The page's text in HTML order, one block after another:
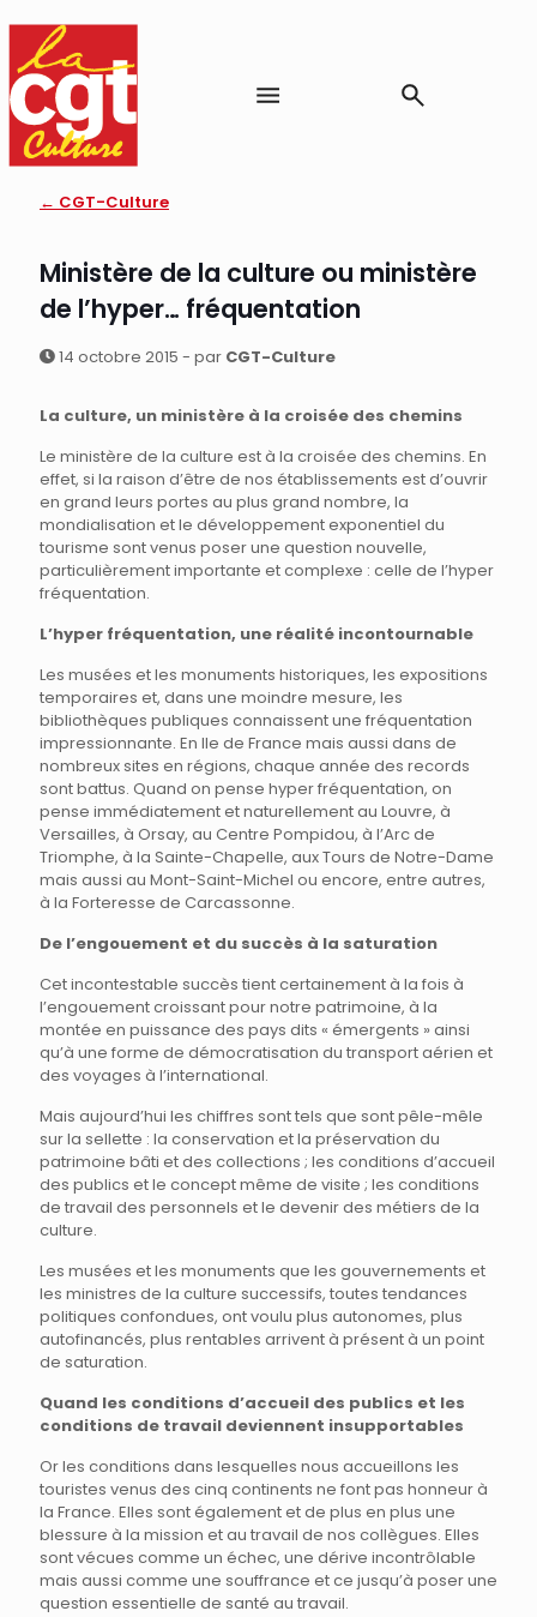
← CGT-Culture
Ministère de la culture ou ministère
de l’hyper… fréquentation
14 octobre 2015 - par CGT-Culture
La culture, un ministère à la croisée des chemins
Le ministère de la culture est à la croisée des chemins. En
effet, si la raison d’être de nos établissements est d’ouvrir
en grand leurs portes au plus grand nombre, la
mondialisation et le développement exponentiel du
tourisme sont venus poser une question nouvelle,
particulièrement importante et complexe : celle de l’hyper
fréquentation.
L’hyper fréquentation, une réalité incontournable
Les musées et les monuments historiques, les expositions
temporaires et, dans une moindre mesure, les
bibliothèques publiques connaissent une fréquentation
impressionnante. En Ile de France mais aussi dans de
nombreux sites en régions, chaque année des records
sont battus. Quand on pense hyper fréquentation, on
pense immédiatement et naturellement au Louvre, à
Versailles, à Orsay, au Centre Pompidou, à l’Arc de
Triomphe, à la Sainte-Chapelle, aux Tours de Notre-Dame
mais aussi au Mont-Saint-Michel ou encore, entre autres,
à la Forteresse de Carcassonne.
De l’engouement et du succès à la saturation
Cet incontestable succès tient certainement à la fois à
l’engouement croissant pour notre patrimoine, à la
montée en puissance des pays dits « émergents » ainsi
qu’à une forme de démocratisation du transport aérien et
des voyages à l’international.
Mais aujourd’hui les chiffres sont tels que sont pêle-mêle
sur la sellette : la conservation et la préservation du
patrimoine bâti et des collections ; les conditions d’accueil
des publics et le concept même de visite ; les conditions
de travail des personnels et le devenir des métiers de la
culture.
Les musées et les monuments que les gouvernements et
les ministres de la culture successifs, toutes tendances
politiques confondues, ont voulu plus autonomes, plus
autofinancés, plus rentables arrivent à présent à un point
de saturation.
Quand les conditions d’accueil des publics et les
conditions de travail deviennent insupportables
Or les conditions dans lesquelles nous accueillons les
touristes venus des cinq continents ne font pas honneur à
la France. Elles sont également et de plus en plus une
blessure à la mission et au travail de nos collègues. Elles
sont vécues comme un échec, une dérive incontrôlable
mais aussi comme une souffrance et ce jusqu’à poser une
question essentielle de santé au travail.